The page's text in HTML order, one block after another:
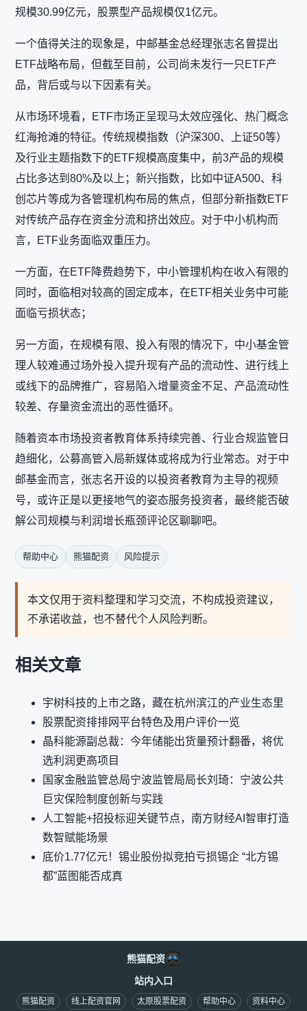
规模30.99亿元，股票型产品规模仅1亿元。
一个值得关注的现象是，中邮基金总经理张志名曾提出
ETF战略布局，但截至目前，公司尚未发行一只ETF产
品，背后或与以下因素有关。
从市场环境看，ETF市场正呈现马太效应强化、热门概念
红海抢滩的特征。传统规模指数（沪深300、上证50等）
及行业主题指数下的ETF规模高度集中，前3产品的规模
占比多达到80%及以上；新兴指数，比如中证A500、科
创芯片等成为各管理机构布局的焦点，但部分新指数ETF
对传统产品存在资金分流和挤出效应。对于中小机构而
言，ETF业务面临双重压力。
一方面，在ETF降费趋势下，中小管理机构在收入有限的
同时，面临相对较高的固定成本，在ETF相关业务中可能
面临亏损状态；
另一方面，在规模有限、投入有限的情况下，中小基金管
理人较难通过场外投入提升现有产品的流动性、进行线上
或线下的品牌推广，容易陷入增量资金不足、产品流动性
较差、存量资金流出的恶性循环。
随着资本市场投资者教育体系持续完善、行业合规监管日
趋细化，公募高管入局新媒体或将成为行业常态。对于中
邮基金而言，张志名开设的以投资者教育为主导的视频
号，或许正是以更接地气的姿态服务投资者，最终能否破
解公司规模与利润增长瓶颈评论区聊聊吧。
帮助中心 熊猫配资 风险提示
本文仅用于资料整理和学习交流，不构成投资建议，
不承诺收益，也不替代个人风险判断。
相关文章
宇树科技的上市之路，藏在杭州滨江的产业生态里
股票配资排排网平台特色及用户评价一览
晶科能源副总裁：今年储能出货量预计翻番，将优
选利润更高项目
国家金融监管总局宁波监管局局长刘琦：宁波公共
巨灾保险制度创新与实践
人工智能+招投标迎关键节点，南方财经AI智审打造
数智赋能场景
底价1.77亿元！锡业股份拟竞拍亏损锡企 “北方锡
都”蓝图能否成真
熊猫配资
站内入口
熊猫配资 线上配资官网 太原股票配资 帮助中心 资料中心